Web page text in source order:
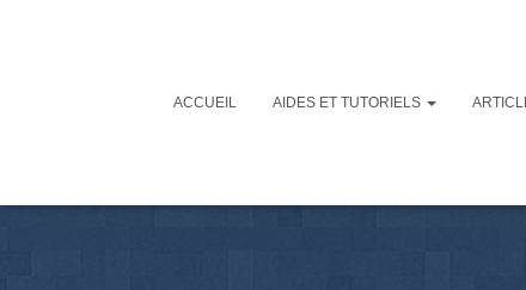
ACCUEIL AIDES ET TUTORIELS